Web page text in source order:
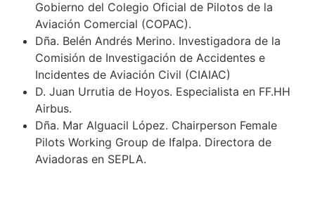
Gobierno del Colegio Oficial de Pilotos de la
Aviación Comercial (COPAC).
Dña. Belén Andrés Merino. Investigadora de la
Comisión de Investigación de Accidentes e
Incidentes de Aviación Civil (CIAIAC)
D. Juan Urrutia de Hoyos. Especialista en FF.HH
Airbus.
Dña. Mar Alguacil López. Chairperson Female
Pilots Working Group de Ifalpa. Directora de
Aviadoras en SEPLA.